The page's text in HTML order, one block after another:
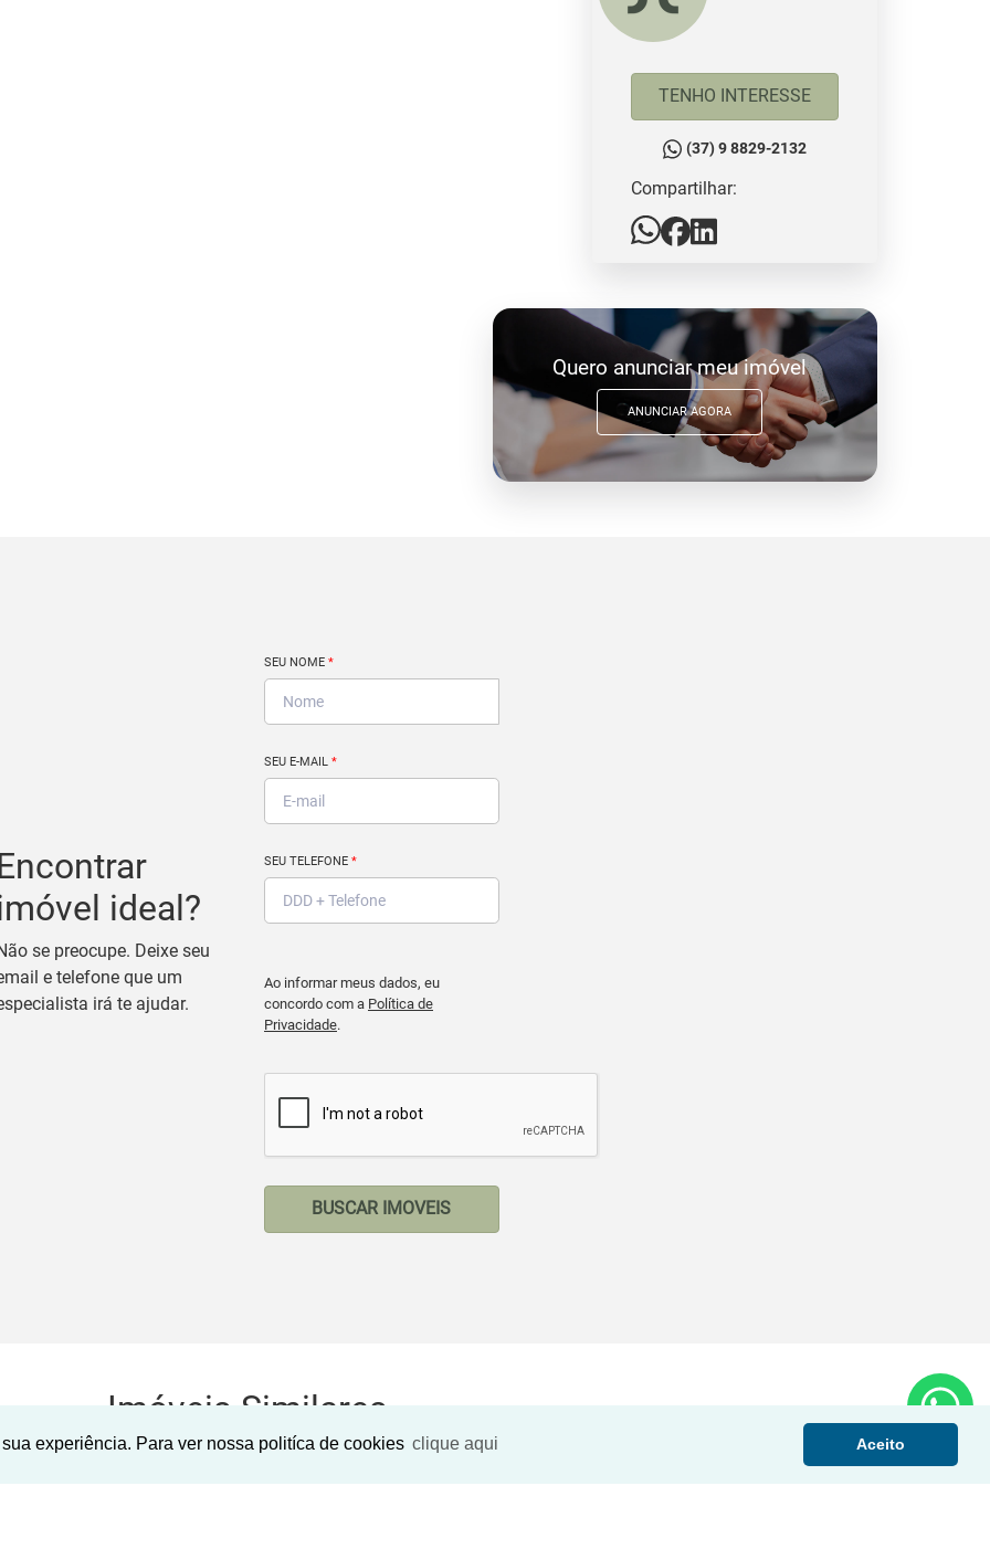
experiência. Para ver nossa politíca de cookies clique aqui Aceito
TENHO INTERESSE
(37) 9 8829-2132
Compartilhar:
Quero anunciar meu imóvel
ANUNCIAR AGORA
ideal?
se preocupe. Deixe seu
e telefone que um
irá te ajudar.
SEU NOME *
SEU E-MAIL *
SEU TELEFONE *
Ao informar meus dados, eu
concordo com a Política de
Privacidade.
BUSCAR IMOVEIS
Imóveis Similares